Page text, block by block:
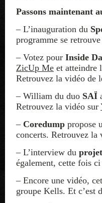
Passons maintenant
– L’inauguration du
programme se
– Votez pour Inside
ZicUp Me et atteindre
Retrouvez la vidéo de
– William du duo SAÏ
Retrouvez la vidéo sur
– Coredump propose
concerts. Retrouvez la
– L’interview du
également, cette fois
– Encore une vidéo,
groupe Kells. Et c’est